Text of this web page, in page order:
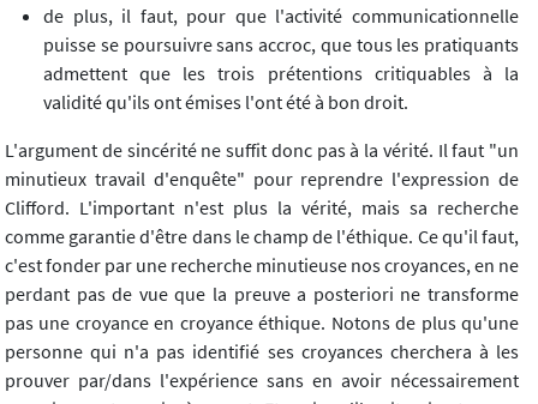
de plus, il faut, pour que l'activité communicationnelle
puisse se poursuivre sans accroc, que tous les pratiquants
admettent que les trois prétentions critiquables à la
validité qu'ils ont émises l'ont été à bon droit.
L'argument de sincérité ne suffit donc pas à la vérité. Il faut "un
minutieux travail d'enquête" pour reprendre l'expression de
Clifford. L'important n'est plus la vérité, mais sa recherche
comme garantie d'être dans le champ de l'éthique. Ce qu'il faut,
c'est fonder par une recherche minutieuse nos croyances, en ne
perdant pas de vue que la preuve a posteriori ne transforme
pas une croyance en croyance éthique. Notons de plus qu'une
personne qui n'a pas identifié ses croyances cherchera à les
prouver par/dans l'expérience sans en avoir nécessairement